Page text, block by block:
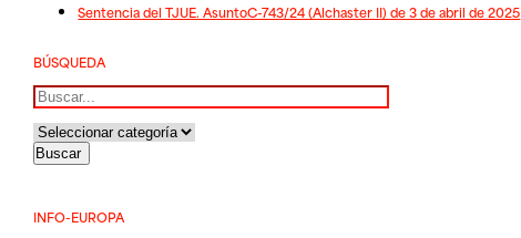
Sentencia del TJUE. AsuntoC-743/24 (Alchaster II) de 3 de abril de 2025
BÚSQUEDA
Buscar
INFO-EUROPA